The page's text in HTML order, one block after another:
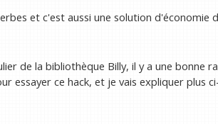
et c'est aussi une solution d'économie
de la bibliothèque Billy, il y a une bonne
essayer ce hack, et je vais expliquer plus